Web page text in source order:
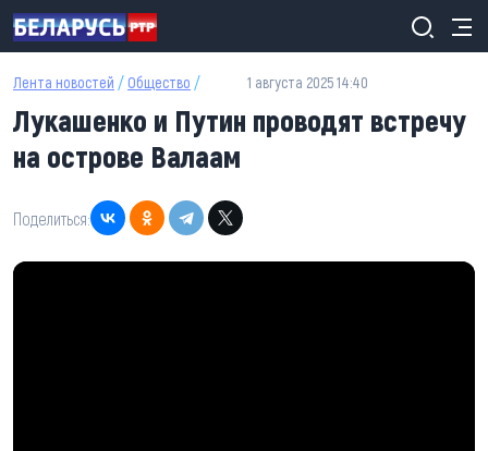
Перейти к основному содержанию
Лента новостей / Общество / 1 августа 2025 14:40
Лукашенко и Путин проводят встречу
на острове Валаам
Поделиться: